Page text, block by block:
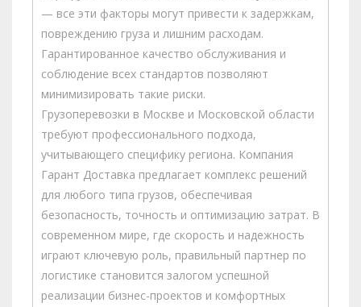
— все эти факторы могут привести к задержкам,
повреждению груза и лишним расходам.
Гарантированное качество обслуживания и
соблюдение всех стандартов позволяют
минимизировать такие риски.
Грузоперевозки в Москве и Московской области
требуют профессионального подхода,
учитывающего специфику региона. Компания
Гарант Доставка предлагает комплекс решений
для любого типа грузов, обеспечивая
безопасность, точность и оптимизацию затрат. В
современном мире, где скорость и надежность
играют ключевую роль, правильный партнер по
логистике становится залогом успешной
реализации бизнес-проектов и комфортных